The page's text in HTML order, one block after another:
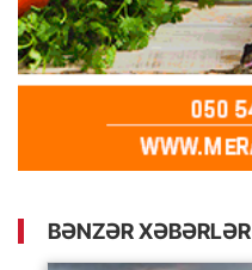
BƏNZƏR XƏBƏRLƏR